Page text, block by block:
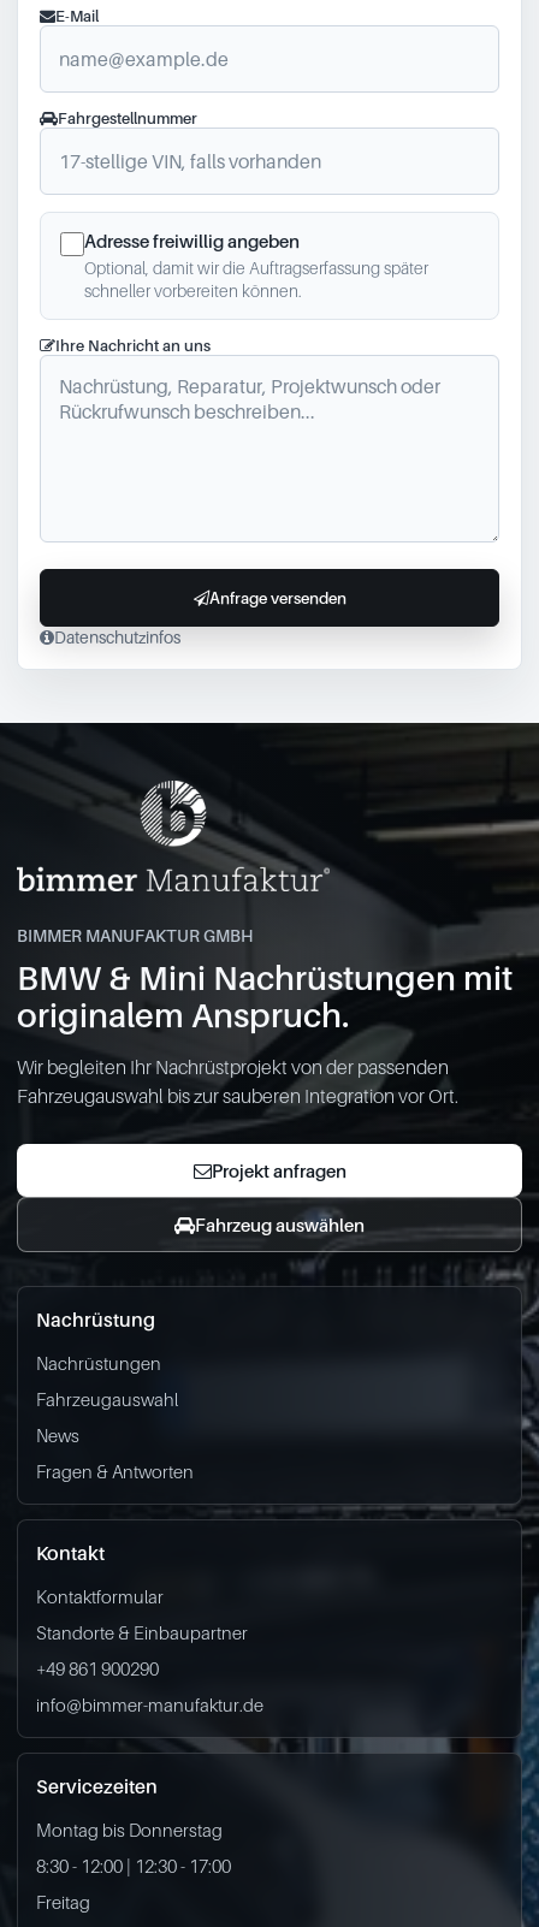
E-Mail
Fahrgestellnummer
Adresse freiwillig angeben
Optional, damit wir die Auftragserfassung später
schneller vorbereiten können.
Ihre Nachricht an uns
Datenschutzinfos
Anfrage versenden
BIMMER MANUFAKTUR GMBH
BMW & Mini Nachrüstungen mit
originalem Anspruch.
Wir begleiten Ihr Nachrüstprojekt von der passenden
Fahrzeugauswahl bis zur sauberen Integration vor Ort.
Projekt anfragen
Fahrzeug auswählen
Nachrüstung
Nachrüstungen
Fahrzeugauswahl
News
Fragen & Antworten
Kontakt
Kontaktformular
Standorte & Einbaupartner
+49 861 900290
info@bimmer-manufaktur.de
Servicezeiten
Montag bis Donnerstag
8:30 - 12:00 | 12:30 - 17:00
Freitag